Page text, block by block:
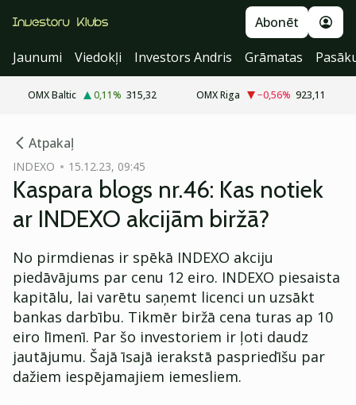
Abonēt
Jaunumi
Viedokļi Investors Andris Grāmatas
OMX Baltic 0,11% 315,32 OMX Riga −0,56% 923,11
Atpakaļ
INDEXO 15.12.23, 09:45
Kaspara blogs nr.46: Kas notiek
ar INDEXO akcijām biržā?
No pirmdienas ir spēkā INDEXO akciju
piedāvājums par cenu 12 eiro. INDEXO piesaista
kapitālu, lai varētu saņemt licenci un uzsākt
bankas darbību. Tikmēr biržā cena turas ap 10
eiro līmenī. Par šo investoriem ir ļoti daudz
jautājumu. Šajā īsajā ierakstā paspriedīšu par
dažiem iespējamajiem iemesliem.